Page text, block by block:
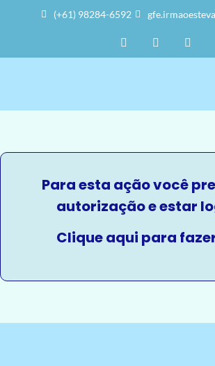
(+61) 98284-6592
Para esta ação você
autorização e estar
Clique aqui para